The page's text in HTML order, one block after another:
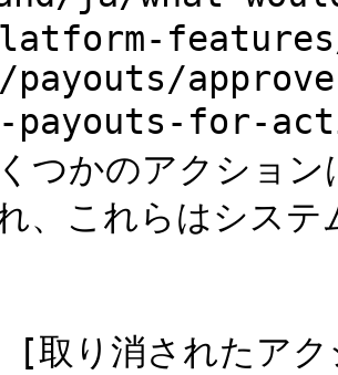
payouts/
payouts-for-
つかのアクショ
、これらはシス
[取り消されたア